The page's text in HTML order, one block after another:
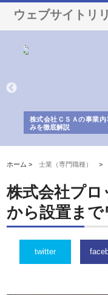
ウェブサイトリ
株式会社山形道路が手が
装工事と土木技術の全容
ホーム >士業（専門職種）
株式会社プ
から設置ま
twitter